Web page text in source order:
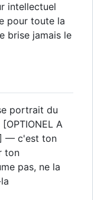
intellectuel
pour toute la
brise jamais le
portrait du
A
— c'est ton
ton
pas, ne la